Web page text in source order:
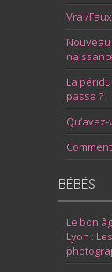
Vrai/
La
passe ?
BÉBÉS
Le bon
Lyon :